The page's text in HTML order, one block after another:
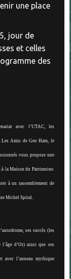
une place
jour de
et celles
des
avec l’UTAC, les
Amis de Geo Ham, le
vous propose une
la Maison du Patrimoine.
à un rassemblement de
Michel Spiral.
ses succès (les
d’Or) ainsi que ses
avec l’anneau mythique